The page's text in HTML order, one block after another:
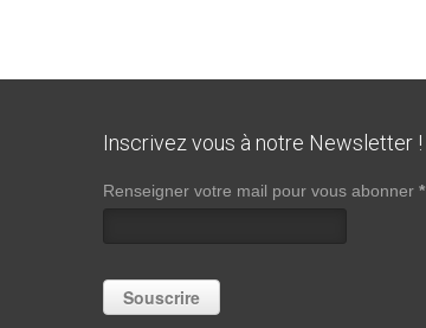
Inscrivez vous à notre Newsletter !
Renseigner votre mail pour vous abonner *